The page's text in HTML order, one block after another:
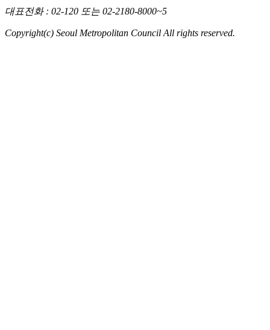
대표전화: 02-120 또는 02-2180-8000~5
Copyright(c) Seoul Metropolitan Council All rights reserved.